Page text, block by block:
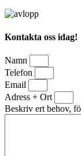
Kontakta oss idag!
Namn
Telefon
Email
Adress + Ort
Beskriv ert behov,